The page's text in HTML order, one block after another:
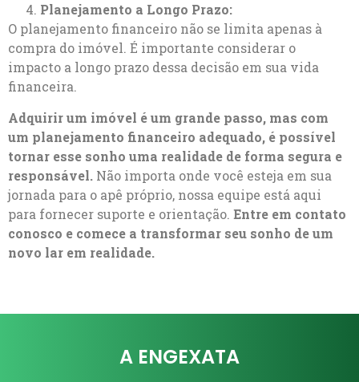
Planejamento a Longo Prazo:
O planejamento financeiro não se limita apenas à
compra do imóvel. É importante considerar o
impacto a longo prazo dessa decisão em sua vida
financeira.
Adquirir um imóvel é um grande passo, mas com
um planejamento financeiro adequado, é possível
tornar esse sonho uma realidade de forma segura e
responsável. Não importa onde você esteja em sua
jornada para o apê próprio, nossa equipe está aqui
para fornecer suporte e orientação. Entre em contato
conosco e comece a transformar seu sonho de um
novo lar em realidade.
A ENGEXATA